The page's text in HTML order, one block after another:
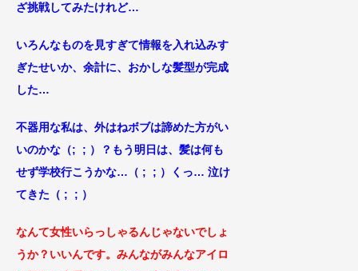
ざ挑戦してみたけれど…
いろんなものを見すぎて情報を入れ込みす
ぎたせいか、余計に、おかしな髪型が完成
した…
不器用な私は、外はねボブは諦めた方がい
いのかな （; ; ）？もう明日は、髪は何も
せず学校行こうかな…（ ; ; ）くっ… 泣け
てきた（ ; ; ）
なんて女性いらっしゃるんじゃないでしょ
うか？いいんです。みんながみんなアイロ